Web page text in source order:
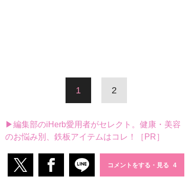
1 2
▶編集部のiHerb愛用者がセレクト。健康・美容
のお悩み別、鉄板アイテムはコレ！［PR］
コメントをする・見る